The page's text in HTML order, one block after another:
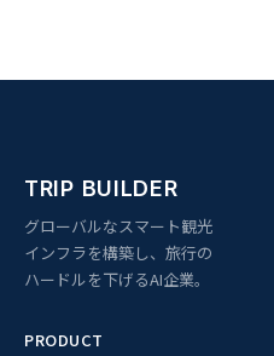
TRIP BUILDER
グローバルなスマート観光
インフラを構築し、旅行の
ハードルを下げるAI企業。
PRODUCT